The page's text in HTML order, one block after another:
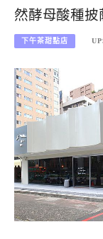
然酵母酸種
下午茶甜點店